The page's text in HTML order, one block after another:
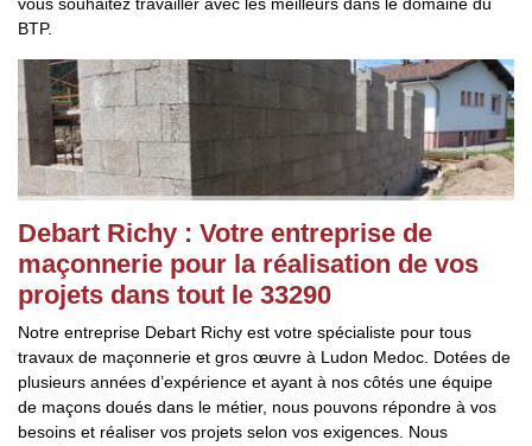
BTP.
Debart Richy : Votre entreprise de
maçonnerie pour la réalisation de vos
projets dans tout le 33290
Notre entreprise Debart Richy est votre spécialiste pour tous
travaux de maçonnerie et gros œuvre à Ludon Medoc. Dotées de
plusieurs années d’expérience et ayant à nos côtés une équipe
de maçons doués dans le métier, nous pouvons répondre à vos
besoins et réaliser vos projets selon vos exigences. Nous